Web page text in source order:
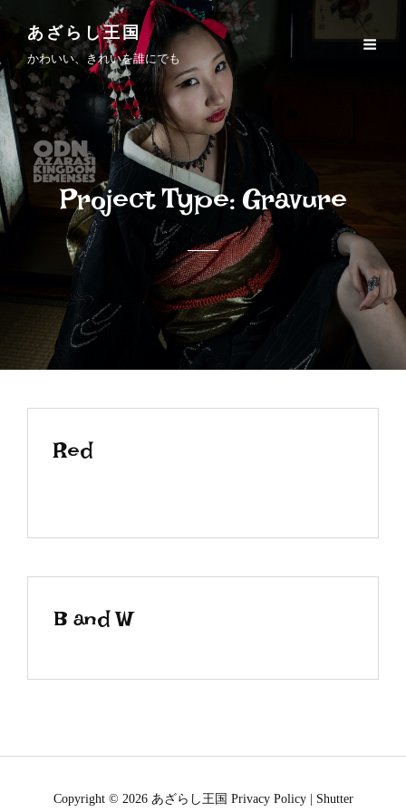
あざらし王国
かわいい、きれいを誰にでも
Project Type:Gravure
Red
B and W
Copyright © 2026 あざらし王国 Privacy Policy| Shutter